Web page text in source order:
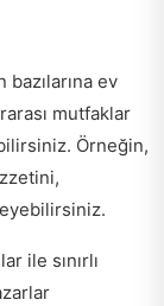
ev
mutfaklar
Örneğin,
ile sınırlı